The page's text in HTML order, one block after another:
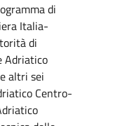
di
Italia-
di
Adriatico
altri sei
Centro-